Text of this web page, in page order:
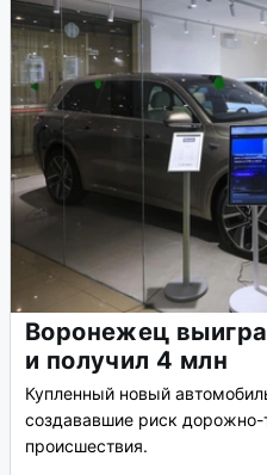
Воронежец
и получил 4 млн
Купленный новый
создававшие риск дорожно-
происшествия.